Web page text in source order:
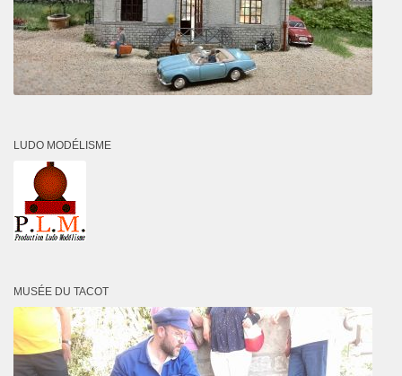
LUDO MODÉLISME
MUSÉE DU TACOT